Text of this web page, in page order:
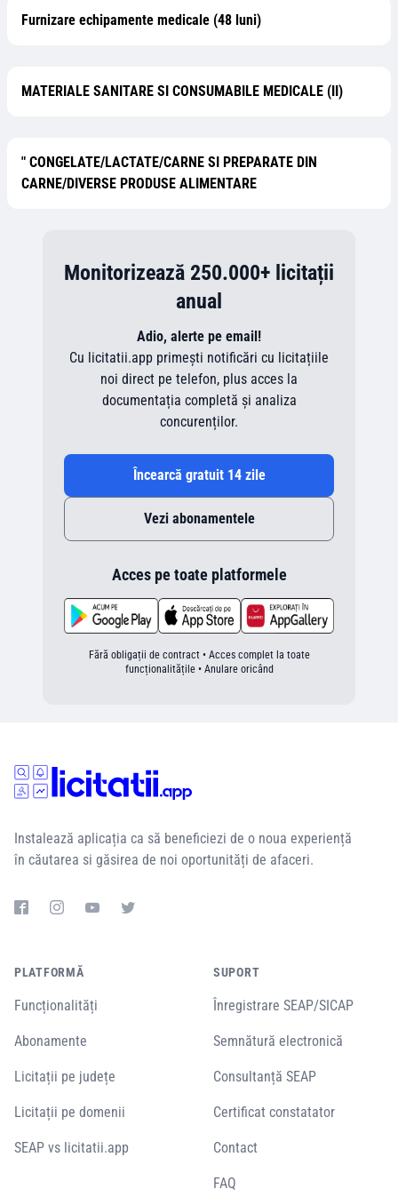
Furnizare echipamente medicale (48 luni)
MATERIALE SANITARE SI CONSUMABILE MEDICALE (II)
" CONGELATE/LACTATE/CARNE SI PREPARATE DIN
CARNE/DIVERSE PRODUSE ALIMENTARE
Monitorizează 250.000+ licitații
anual
Adio, alerte pe email!
Cu licitatii.app primești notificări cu licitațiile
noi direct pe telefon, plus acces la
documentația completă și analiza
concurenților.
Încearcă gratuit 14 zile
Vezi abonamentele
Acces pe toate platformele
Fără obligații de contract • Acces complet la toate
funcționalitățile • Anulare oricând
Instalează aplicația ca să beneficiezi de o noua experiență
în căutarea si găsirea de noi oportunități de afaceri.
PLATFORMĂ
Funcționalități
Abonamente
Licitații pe județe
Licitații pe domenii
SEAP vs licitatii.app
SUPORT
Înregistrare SEAP/SICAP
Semnătură electronică
Consultanță SEAP
Certificat constatator
Contact
FAQ